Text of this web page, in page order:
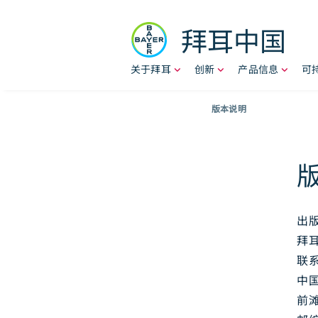
拜耳中国
关于拜耳 创新 产品信息 可
版本说明
出
拜
联
中
前